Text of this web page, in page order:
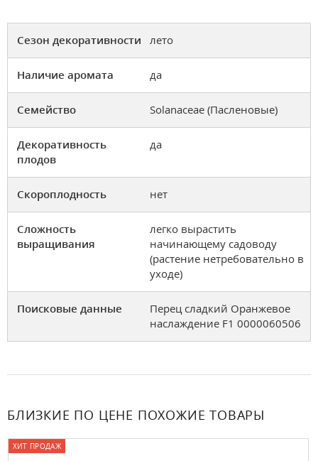
Сезон декоративности лето
Наличие аромата да
Семейство Solanaceae (Пасленовые)
Декоративность
плодов
да
Скороплодность нет
Сложность
выращивания
легко вырастить
начинающему садоводу
(растение нетребовательно в
уходе)
Поисковые данные
Перец сладкий Оранжевое
наслаждение F1 0000060506
БЛИЗКИЕ ПО ЦЕНЕ ПОХОЖИЕ ТОВАРЫ
ХИТ ПРОДАЖ